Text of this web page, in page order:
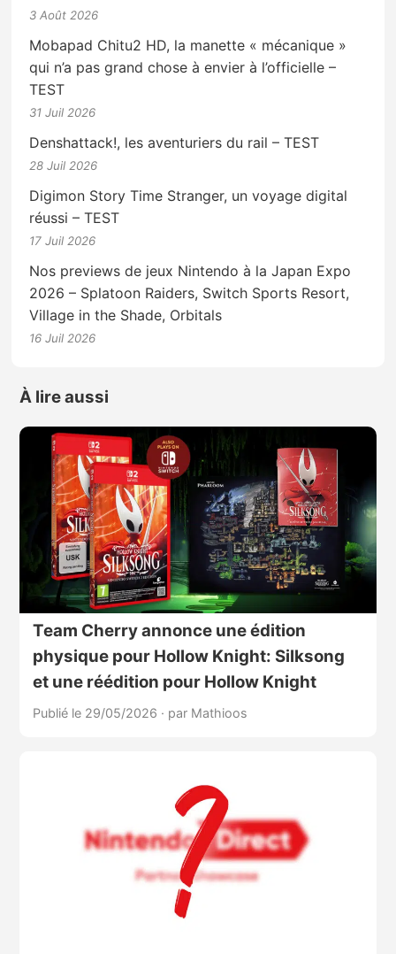
3 Août 2026
Mobapad Chitu2 HD, la manette « mécanique »
qui n’a pas grand chose à envier à l’officielle –
TEST
31 Juil 2026
Denshattack!, les aventuriers du rail – TEST
28 Juil 2026
Digimon Story Time Stranger, un voyage digital
réussi – TEST
17 Juil 2026
Nos previews de jeux Nintendo à la Japan Expo
2026 – Splatoon Raiders, Switch Sports Resort,
Village in the Shade, Orbitals
16 Juil 2026
À lire aussi
Team Cherry annonce une édition
physique pour Hollow Knight: Silksong
et une réédition pour Hollow Knight
Publié le 29/05/2026 · par Mathioos